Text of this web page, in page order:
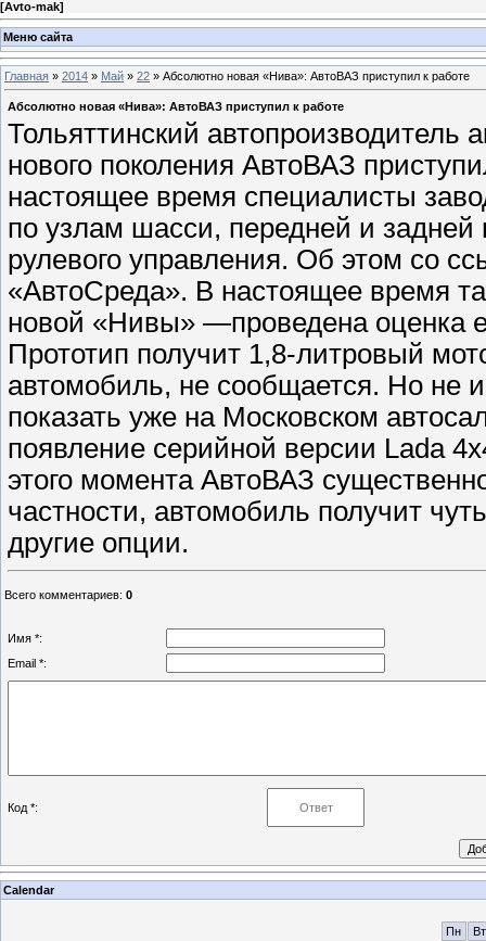
[Avto-mak]
Меню сайта
Главная » 2014 » Май » 22 » Абсолютно новая «Нива»: АвтоВАЗ приступил к работе
Абсолютно новая «Нива»: АвтоВАЗ приступил к работе
Тольяттинский автопроизводитель
нового поколения АвтоВАЗ
настоящее время специалисты
по узлам шасси, передней и задней
рулевого управления. Об этом со
«АвтоСреда». В настоящее время
новой «Нивы» —проведена оценка
Прототип получит 1,8-литровый
автомобиль, не сообщается. Но не
показать уже на Московском
появление серийной версии Lada
этого момента АвтоВАЗ
частности, автомобиль получит
другие опции.
Всего комментариев: 0
Имя *:
Email *:
Код *:
Calendar
Пн Вт